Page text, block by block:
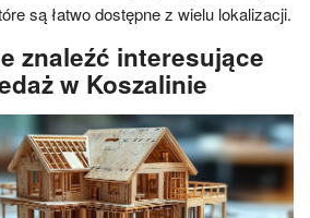
są łatwo dostępne z wielu lokalizacji.
znaleźć interesujące
w Koszalinie